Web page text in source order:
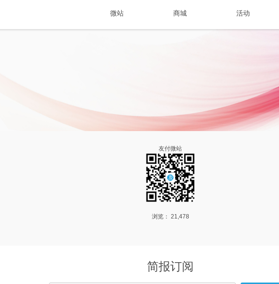
微站 商城 活动
北京市朝阳区半截塔路53号朗园
STATION, NO. 53, BAN JIE TA ROAD, DONGBA TOWN, CHAOYANG
友付微站
浏览： 21,478
简报订阅